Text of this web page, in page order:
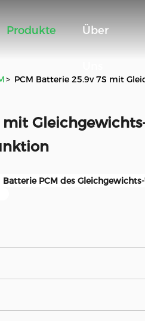
Produkte Über
> PCM Batterie 25.9v 7S mit
mit
Batterie PCM des